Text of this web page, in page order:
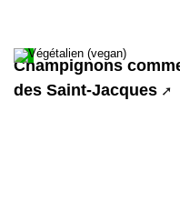
Champignons
des Saint-Jacques